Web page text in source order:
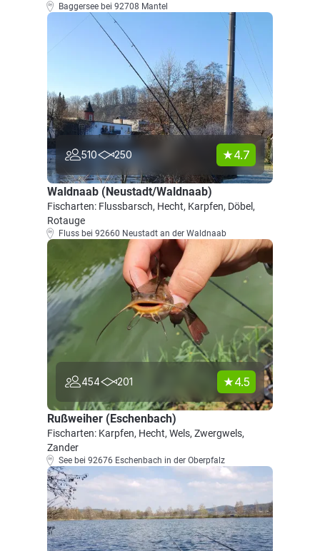
Baggersee bei 92708 Mantel
510 250 4.7
Waldnaab (Neustadt/Waldnaab)
Fischarten: Flussbarsch, Hecht, Karpfen, Döbel,
Rotauge
Fluss bei 92660 Neustadt an der Waldnaab
454 201 4.5
Rußweiher (Eschenbach)
Fischarten: Karpfen, Hecht, Wels, Zwergwels,
Zander
See bei 92676 Eschenbach in der Oberpfalz